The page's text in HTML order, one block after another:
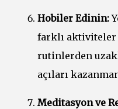
Hobiler Edinin:
farklı aktiviteler
rutinlerden
açıları
Meditasyon ve